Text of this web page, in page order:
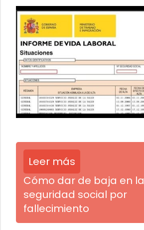
Leer más
Cómo dar de baja en la
seguridad social por
fallecimiento